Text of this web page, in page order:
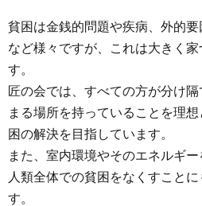
貧困は金銭的問題や疾病、外的
など様々ですが、これは大きく
す。
匠の会では、すべての方が分け
まる場所を持っていることを理
困の解決を目指しています。
また、室内環境やそのエネルギー
人類全体での貧困をなくすこと
す。